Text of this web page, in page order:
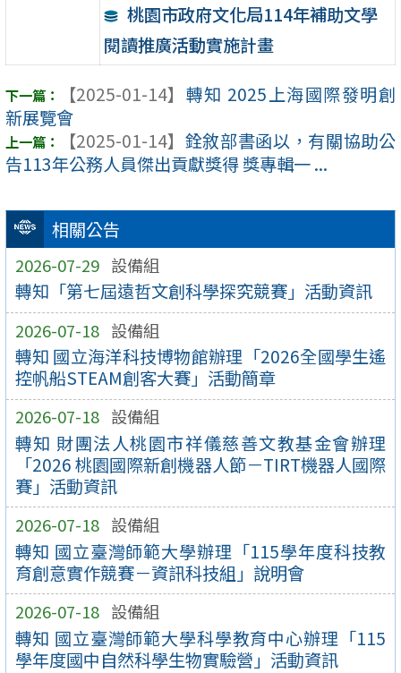
相關公告
2026-07-29 設備組
轉知「第七屆遠哲文創科學探究競賽」活動資訊
2026-07-18 設備組
轉知 國立海洋科技博物館辦理「2026全國學生遙
控帆船STEAM創客大賽」活動簡章
2026-07-18 設備組
轉知 財團法人桃園市祥儀慈善文教基金會辦理
「2026 桃園國際新創機器人節－TIRT機器人國際
賽」活動資訊
2026-07-18 設備組
轉知 國立臺灣師範大學辦理「115學年度科技教
育創意實作競賽－資訊科技組」說明會
2026-07-18 設備組
轉知 國立臺灣師範大學科學教育中心辦理「115
學年度國中自然科學生物實驗營」活動資訊
桃園市政府文化局114年補助文學
閱讀推廣活動實施計畫
【2025-01-14】 轉知 2025上海國際發明創
新展覽會
【2025-01-14】 銓敘部書函以，有關協助公
告113年公務人員傑出貢獻獎得 獎專輯一 ...